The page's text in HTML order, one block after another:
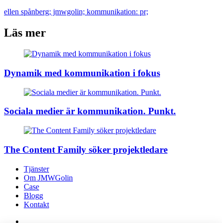
ellen spånberg; jmwgolin; kommunikation: pr;
Läs mer
Dynamik med kommunikation i fokus
Sociala medier är kommunikation. Punkt.
The Content Family söker projektledare
Tjänster
Om JMWGolin
Case
Blogg
Kontakt